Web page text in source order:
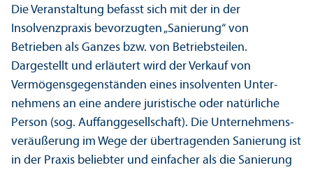
Die Veranstaltung befasst sich mit der in der
Insolvenzpraxis bevorzugten „Sanierung“ von
Betrieben als Ganzes bzw. von Betriebs­teilen.
Dargestellt und erläutert wird der Verkauf von
Vermögensgegenständen eines insolventen Unter­
nehmens an eine andere juristische oder natürliche
Person (sog. Auffang­gesellschaft). Die Unter­nehmens­
veräußerung im Wege der übertragenden Sanierung ist
in der Praxis beliebter und einfacher als die Sanierung